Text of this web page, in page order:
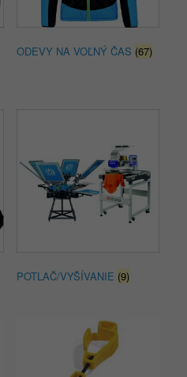
ODEVY NA VOĽNÝ ČAS (67)
POTLAČ/VYŠÍVANIE (9)